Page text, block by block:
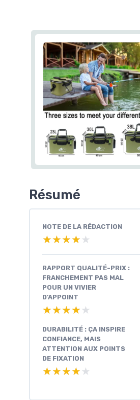
Résumé
NOTE DE LA RÉDACTION
★★★★★
★★★★★
RAPPORT QUALITÉ-PRIX :
FRANCHEMENT PAS MAL
POUR UN VIVIER
D’APPOINT
★★★★★
★★★★★
DURABILITÉ : ÇA INSPIRE
CONFIANCE, MAIS
ATTENTION AUX POINTS
DE FIXATION
★★★★★
★★★★★